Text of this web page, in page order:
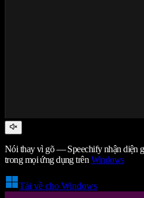
Nói thay vì gõ — Speechify nhận diện
trong mọi ứng dụng trên Windows
Tải về cho Windows